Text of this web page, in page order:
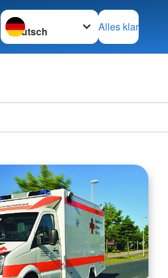
Sprache wechseln zu
Alles klar